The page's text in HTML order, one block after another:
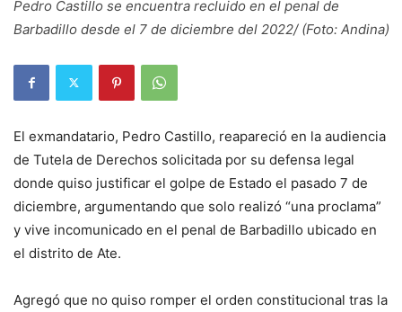
Pedro Castillo se encuentra recluido en el penal de
Barbadillo desde el 7 de diciembre del 2022/ (Foto: Andina)
El exmandatario, Pedro Castillo, reapareció en la audiencia
de Tutela de Derechos solicitada por su defensa legal
donde quiso justificar el golpe de Estado el pasado 7 de
diciembre, argumentando que solo realizó “una proclama”
y vive incomunicado en el penal de Barbadillo ubicado en
el distrito de Ate.
Agregó que no quiso romper el orden constitucional tras la